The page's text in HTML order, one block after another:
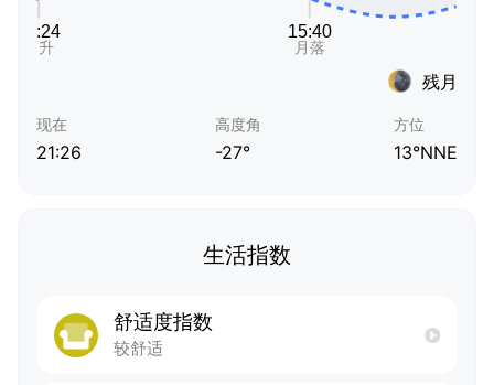
残月
现在
21:26
高度角
-27°
方位
13°NNE
生活指数
舒适度指数
较舒适